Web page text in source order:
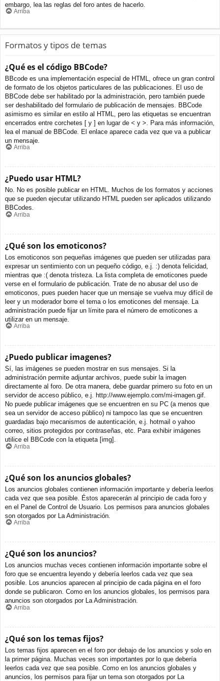
embargo, lea las reglas del foro antes de hacerlo.
Arriba
Formatos y tipos de temas
¿Qué es el código BBCode?
BBcode es una implementación especial de HTML, ofrece un gran control
de formato de los objetos particulares de las publicaciones. El uso de
BBCode debe ser habilitado por la administración, pero también puede
ser deshabilitado del formulario de publicación de mensajes. BBCode
asimismo es similar en estilo al HTML, pero las etiquetas se encuentran
encerrados entre corchetes [ y ] en lugar de < y >. Para más información,
lea el manual de BBCode. El enlace aparece cada vez que va a publicar
un mensaje.
Arriba
¿Puedo usar HTML?
No. No es posible publicar en HTML. Muchos de los formatos y acciones
que se pueden ejecutar utilizando HTML pueden ser aplicados utilizando
BBCodes.
Arriba
¿Qué son los emoticonos?
Los emoticonos son pequeñas imágenes que pueden ser utilizadas para
expresar un sentimiento con un pequeño código, e.j. :) denota felicidad,
mientras que :( denota tristeza. La lista completa de emoticones puede
verse en el formulario de publicación. Trate de no abusar del uso de
emoticonos, pues pueden hacer que un mensaje se vuelva muy difícil de
leer y un moderador borre el tema o los emoticones del mensaje. La
administración puede fijar un límite para el número de emoticones a
utilizar en un mensaje.
Arriba
¿Puedo publicar imagenes?
Sí, las imágenes se pueden mostrar en sus mensajes. Si la
administración permite adjuntar archivos, puede subir la imagen
directamente al foro. De otra manera, debe guardar primero su foto en un
servidor de acceso público, e.j. http://www.ejemplo.com/mi-imagen.gif.
No puede publicar imágenes que se encuentren en su PC (a menos que
sea un servidor de acceso público) ni tampoco las que se encuentren
guardadas bajo mecanismos de autenticación, e.j. hotmail o yahoo
correo, sitios protegidos por contraseñas, etc. Para exhibir imágenes
utilice el BBCode con la etiqueta [img].
Arriba
¿Qué son los anuncios globales?
Los anuncios globales contienen información importante y debería leerlos
cada vez que sea posible. Éstos aparecerán al principio de cada foro y
en el Panel de Control de Usuario. Los permisos para anuncios globales
son otorgados por La Administración.
Arriba
¿Qué son los anuncios?
Los anuncios muchas veces contienen información importante sobre el
foro que se encuentra leyendo y debería leerlos cada vez que sea
posible. Los anuncios aparecen al principio de cada página en el foro
donde se publicaron. Como en los anuncios globales, los permisos para
anuncios son otorgados por La Administración.
Arriba
¿Qué son los temas fijos?
Los temas fijos aparecen en el foro por debajo de los anuncios y solo en
la primer página. Muchas veces son importantes por lo que debería
leerlos cada vez que sea posible. Como en los anuncios globales y
anuncios, los permisos para fijar un tema son otorgados por La